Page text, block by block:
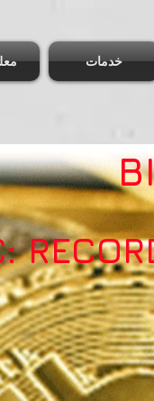
خدمات